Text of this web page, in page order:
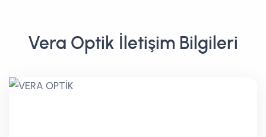
Vera Optik İletişim Bilgileri